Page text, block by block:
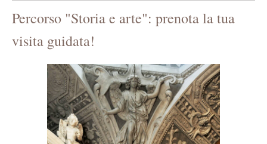
Percorso "Storia e arte": prenota la tua
visita guidata!